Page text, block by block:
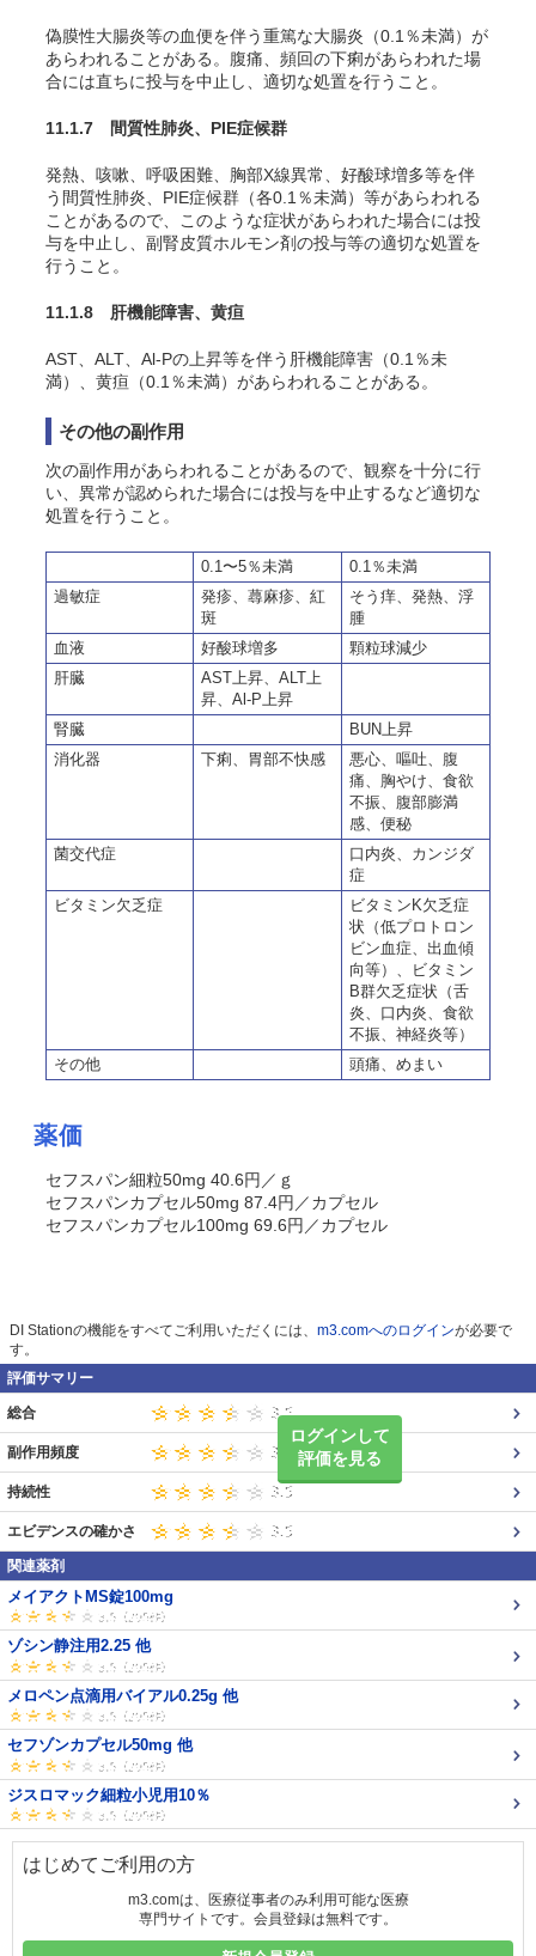
偽膜性大腸炎等の血便を伴う重篤な大腸炎（0.1％未満）が
あらわれることがある。腹痛、頻回の下痢があらわれた場
合には直ちに投与を中止し、適切な処置を行うこと。
11.1.7 間質性肺炎、PIE症候群
発熱、咳嗽、呼吸困難、胸部X線異常、好酸球増多等を伴
う間質性肺炎、PIE症候群（各0.1％未満）等があらわれる
ことがあるので、このような症状があらわれた場合には投
与を中止し、副腎皮質ホルモン剤の投与等の適切な処置を
行うこと。
11.1.8 肝機能障害、黄疸
AST、ALT、Al-Pの上昇等を伴う肝機能障害（0.1％未
満）、黄疸（0.1％未満）があらわれることがある。
その他の副作用
次の副作用があらわれることがあるので、観察を十分に行
い、異常が認められた場合には投与を中止するなど適切な
処置を行うこと。
0.1〜5％未満
0.1％未満
過敏症
発疹、蕁麻疹、紅
斑
そう痒、発熱、浮
腫
血液
好酸球増多
顆粒球減少
肝臓
AST上昇、ALT上
昇、Al-P上昇
腎臓
BUN上昇
消化器
下痢、胃部不快感
悪心、嘔吐、腹
痛、胸やけ、食欲
不振、腹部膨満
感、便秘
菌交代症
口内炎、カンジダ
症
ビタミン欠乏症
ビタミンK欠乏症
状（低プロトロン
ビン血症、出血傾
向等）、ビタミン
B群欠乏症状（舌
炎、口内炎、食欲
不振、神経炎等）
その他
頭痛、めまい
薬価
セフスパン細粒50mg 40.6円／ｇ
セフスパンカプセル50mg 87.4円／カプセル
セフスパンカプセル100mg 69.6円／カプセル
DI Stationの機能をすべてご利用いただくには、 m3.comへのログインが必要で
す。
評価サマリー
ログインして
評価を見る
総合
副作用頻度
持続性
エビデンスの確かさ
関連薬剤
メイアクトMS錠100mg
ゾシン静注用2.25 他
メロペン点滴用バイアル0.25g 他
セフゾンカプセル50mg 他
ジスロマック細粒小児用10％
はじめてご利用の方
m3.comは、医療従事者のみ利用可能な医療
専門サイトです。会員登録は無料です。